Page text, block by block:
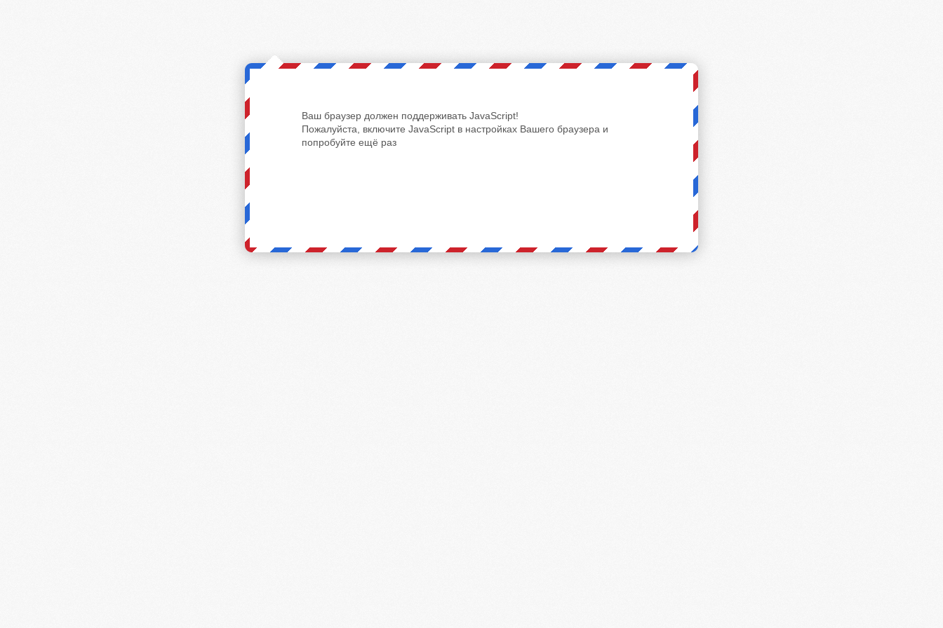
Ваш браузер должен поддерживать JavaScript!
Пожалуйста, включите JavaScript в настройках Вашего браузера и
попробуйте ещё раз